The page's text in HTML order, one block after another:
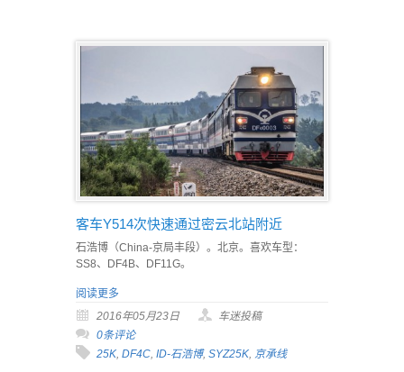
客车Y514次快速通过密云北站附近
石浩博（China-京局丰段）。北京。喜欢车型：
SS8、DF4B、DF11G。
阅读更多
2016年05月23日
车迷投稿
0条评论
25K, DF4C, ID-石浩博, SYZ25K, 京承线